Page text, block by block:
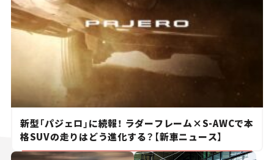
新型「パジェロ」に続報！ ラダーフレーム×S-AWCで本
格SUVの走りはどう進化する？【新車ニュース】